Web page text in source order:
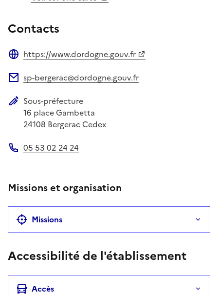
Contacts
https://www.dordogne.gouv.fr
sp-bergerac@dordogne.gouv.fr
Adresse postale
Sous-préfecture
16 place Gambetta
24108 Bergerac Cedex
05 53 02 24 24
Missions et organisation
Missions
Accessibilité de l'établissement
Accès